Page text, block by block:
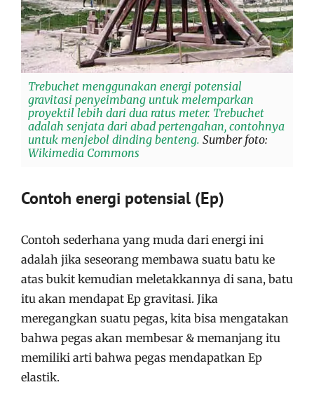
Trebuchet menggunakan energi potensial
gravitasi penyeimbang untuk melemparkan
proyektil lebih dari dua ratus meter. Trebuchet
adalah senjata dari abad pertengahan, contohnya
untuk menjebol dinding benteng. Sumber foto:
Wikimedia Commons
Contoh energi potensial (Ep)
Contoh sederhana yang muda dari energi ini
adalah jika seseorang membawa suatu batu ke
atas bukit kemudian meletakkannya di sana, batu
itu akan mendapat Ep gravitasi. Jika
meregangkan suatu pegas, kita bisa mengatakan
bahwa pegas akan membesar & memanjang itu
memiliki arti bahwa pegas mendapatkan Ep
elastik.